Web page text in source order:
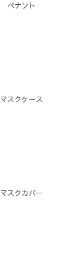
ペナント
マスクケース
マスクカバー